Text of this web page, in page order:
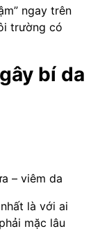
ngay trên
trường có
bí da
– viêm da
là với ai
mặc lâu